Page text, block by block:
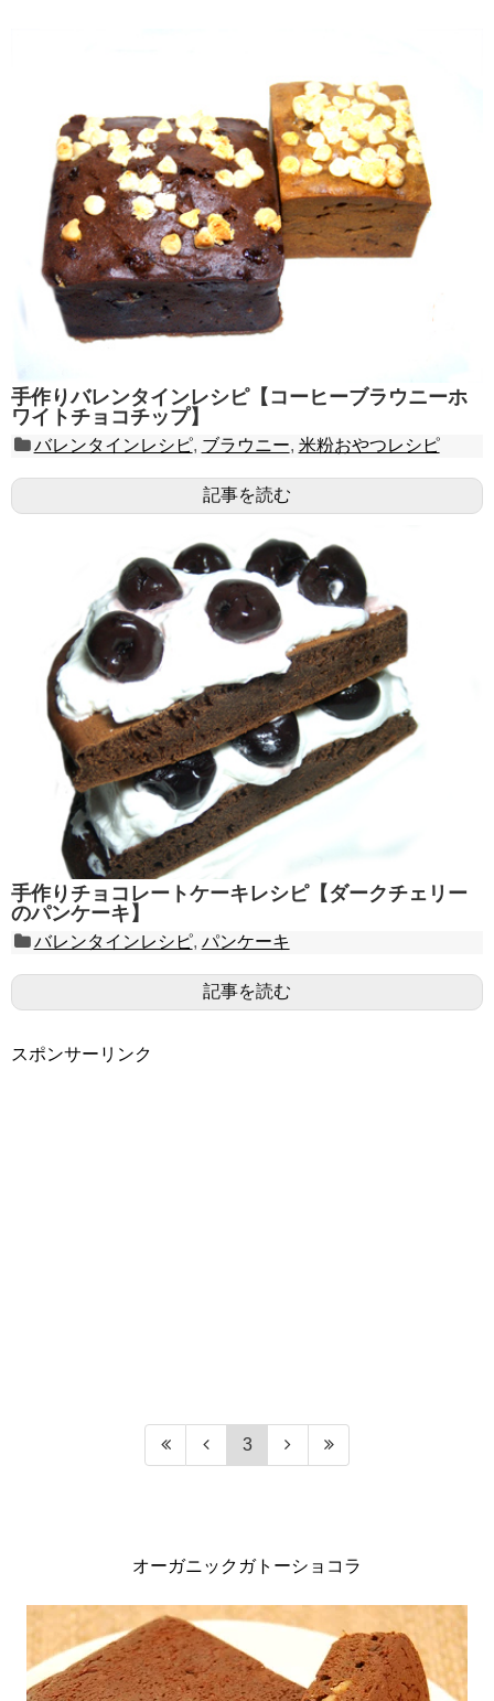
手作りバレンタインレシピ【コーヒーブラウニーホ
ワイトチョコチップ】
バレンタインレシピ, ブラウニー, 米粉おやつレシピ
記事を読む
手作りチョコレートケーキレシピ【ダークチェリー
のパンケーキ】
バレンタインレシピ, パンケーキ
記事を読む
スポンサーリンク
3
オーガニックガトーショコラ